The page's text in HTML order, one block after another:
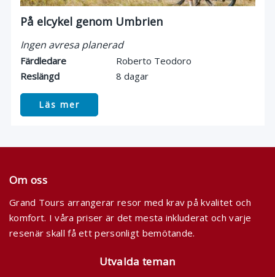
På elcykel genom Umbrien
Ingen avresa planerad
Färdledare
Roberto Teodoro
Reslängd
8 dagar
Läs mer
Om oss
Grand Tours arrangerar resor med krav på kvalitet och
komfort. I våra priser är det mesta inkluderat och varje
resenär skall få ett personligt bemötande.
Utvalda teman